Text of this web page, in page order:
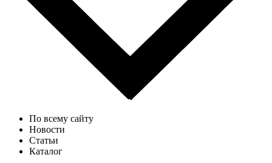
По всему сайту
Новости
Статьи
Каталог